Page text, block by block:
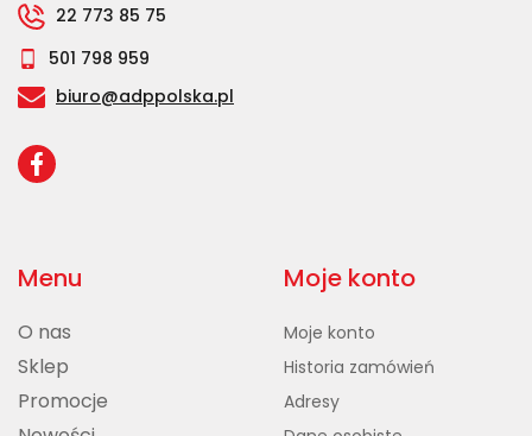
22 773 85 75
501 798 959
biuro@adppolska.pl
Menu
O nas
Sklep
Promocje
Moje konto
Moje konto
Historia zamówień
Adresy